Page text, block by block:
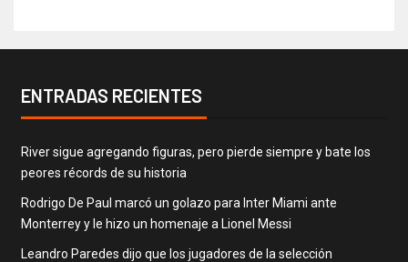
ENTRADAS RECIENTES
River sigue agregando figuras, pero pierde siempre y bate los
peores récords de su historia
Rodrigo De Paul marcó un golazo para Inter Miami ante
Monterrey y le hizo un homenaje a Lionel Messi
Leandro Paredes dijo que los jugadores de la selección